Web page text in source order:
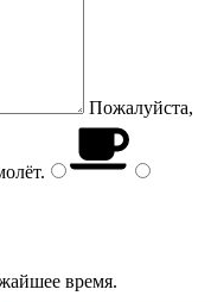
Пожалуйста,
.
время.